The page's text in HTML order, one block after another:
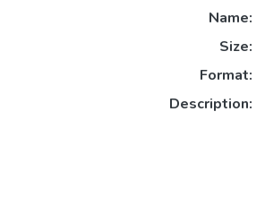
Name:
Size:
Format:
Description: